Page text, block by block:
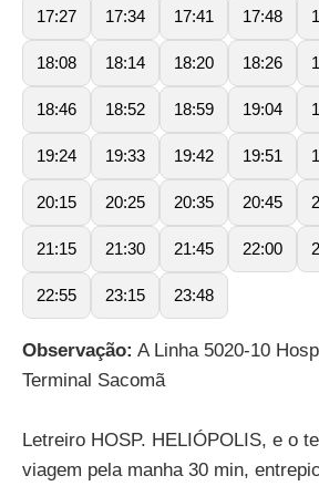
17:27 17:34 17:41 17:48
18:08 18:14 18:20 18:26
18:46 18:52 18:59 19:04
19:24 19:33 19:42 19:51
20:15 20:25 20:35 20:45
21:15 21:30 21:45 22:00
22:55 23:15 23:48
Observação: A Linha 5020-10
Terminal Sacomã
Letreiro HOSP. HELIÓPOLIS, e o
viagem pela manha 30 min,